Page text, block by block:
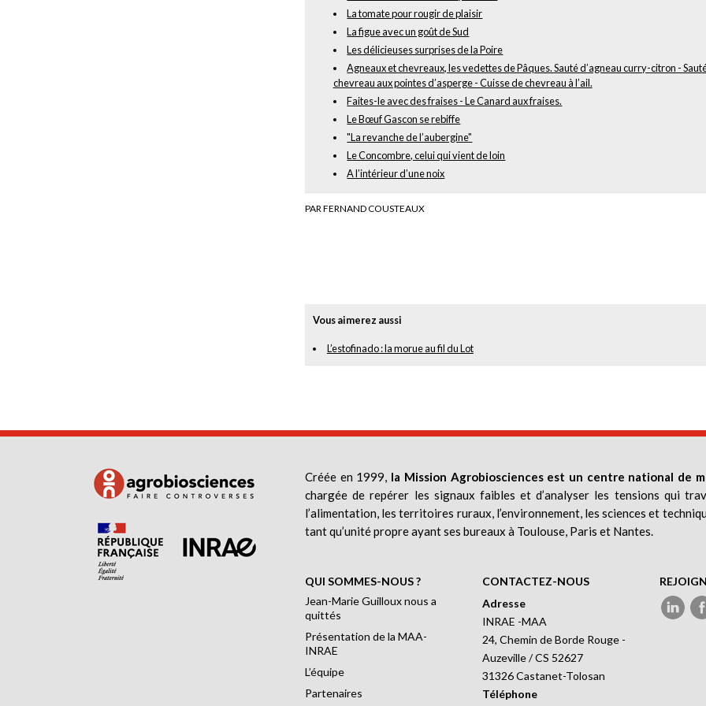
La tomate pour rougir de plaisir
La figue avec un goût de Sud
Les délicieuses surprises de la Poire
Agneaux et chevreaux, les vedettes de Pâques. Sauté d’agneau curry-citron -
chevreau aux pointes d’asperge - Cuisse de chevreau à l’ail.
Faites-le avec des fraises - Le Canard aux fraises.
Le Bœuf Gascon se rebiffe
"La revanche de l’aubergine"
Le Concombre, celui qui vient de loin
A l’intérieur d’une noix
PAR FERNAND COUSTEAUX
Vous aimerez aussi
L’estofinado : la morue au fil du Lot
Créée en 1999, la Mission Agrobiosciences est un centre national de
chargée de repérer les signaux faibles et d’analyser les tensions qui
l’alimentation, les territoires ruraux, l’environnement, les sciences et
tant qu’unité propre ayant ses bureaux à Toulouse, Paris et Nantes.
QUI SOMMES-NOUS ?
Jean-Marie Guilloux nous a
quittés
Présentation de la MAA-
INRAE
L’équipe
Partenaires
CONTACTEZ-NOUS
Adresse
INRAE -MAA
24, Chemin de Borde Rouge -
Auzeville / CS 52627
31326 Castanet-Tolosan
Téléphone